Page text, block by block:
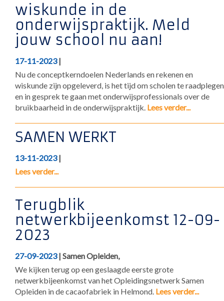
wiskunde in de
onderwijspraktijk. Meld
jouw school nu aan!
17-11-2023|
Nu de conceptkerndoelen Nederlands en rekenen en
wiskunde zijn opgeleverd, is het tijd om scholen te raadplegen
en in gesprek te gaan met onderwijsprofessionals over de
bruikbaarheid in de onderwijspraktijk. Lees verder...
SAMEN WERKT
13-11-2023|
Lees verder...
Terugblik
netwerkbijeenkomst 12-09-
2023
27-09-2023| Samen Opleiden,
We kijken terug op een geslaagde eerste grote
netwerkbijeenkomst van het Opleidingsnetwerk Samen
Opleiden in de cacaofabriek in Helmond. Lees verder...